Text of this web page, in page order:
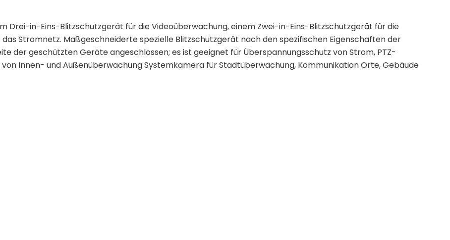
Drei-in-Eins-Blitzschutzgerät für die Videoüberwachung, einem Zwei-in-Eins-Blitzschutzgerät für die
Stromnetz. Maßgeschneiderte spezielle Blitzschutzgerät nach den spezifischen Eigenschaften der
der geschützten Geräte angeschlossen; es ist geeignet für Überspannungsschutz von Strom, PTZ-
Innen- und Außenüberwachung Systemkamera für Stadtüberwachung, Kommunikation Orte, Gebäude